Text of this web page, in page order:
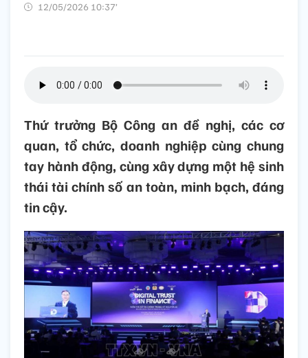
12/05/2026 10:37’
Thứ trưởng Bộ Công an đề nghị, các cơ
quan, tổ chức, doanh nghiệp cùng chung
tay hành động, cùng xây dựng một hệ sinh
thái tài chính số an toàn, minh bạch, đáng
tin cậy.